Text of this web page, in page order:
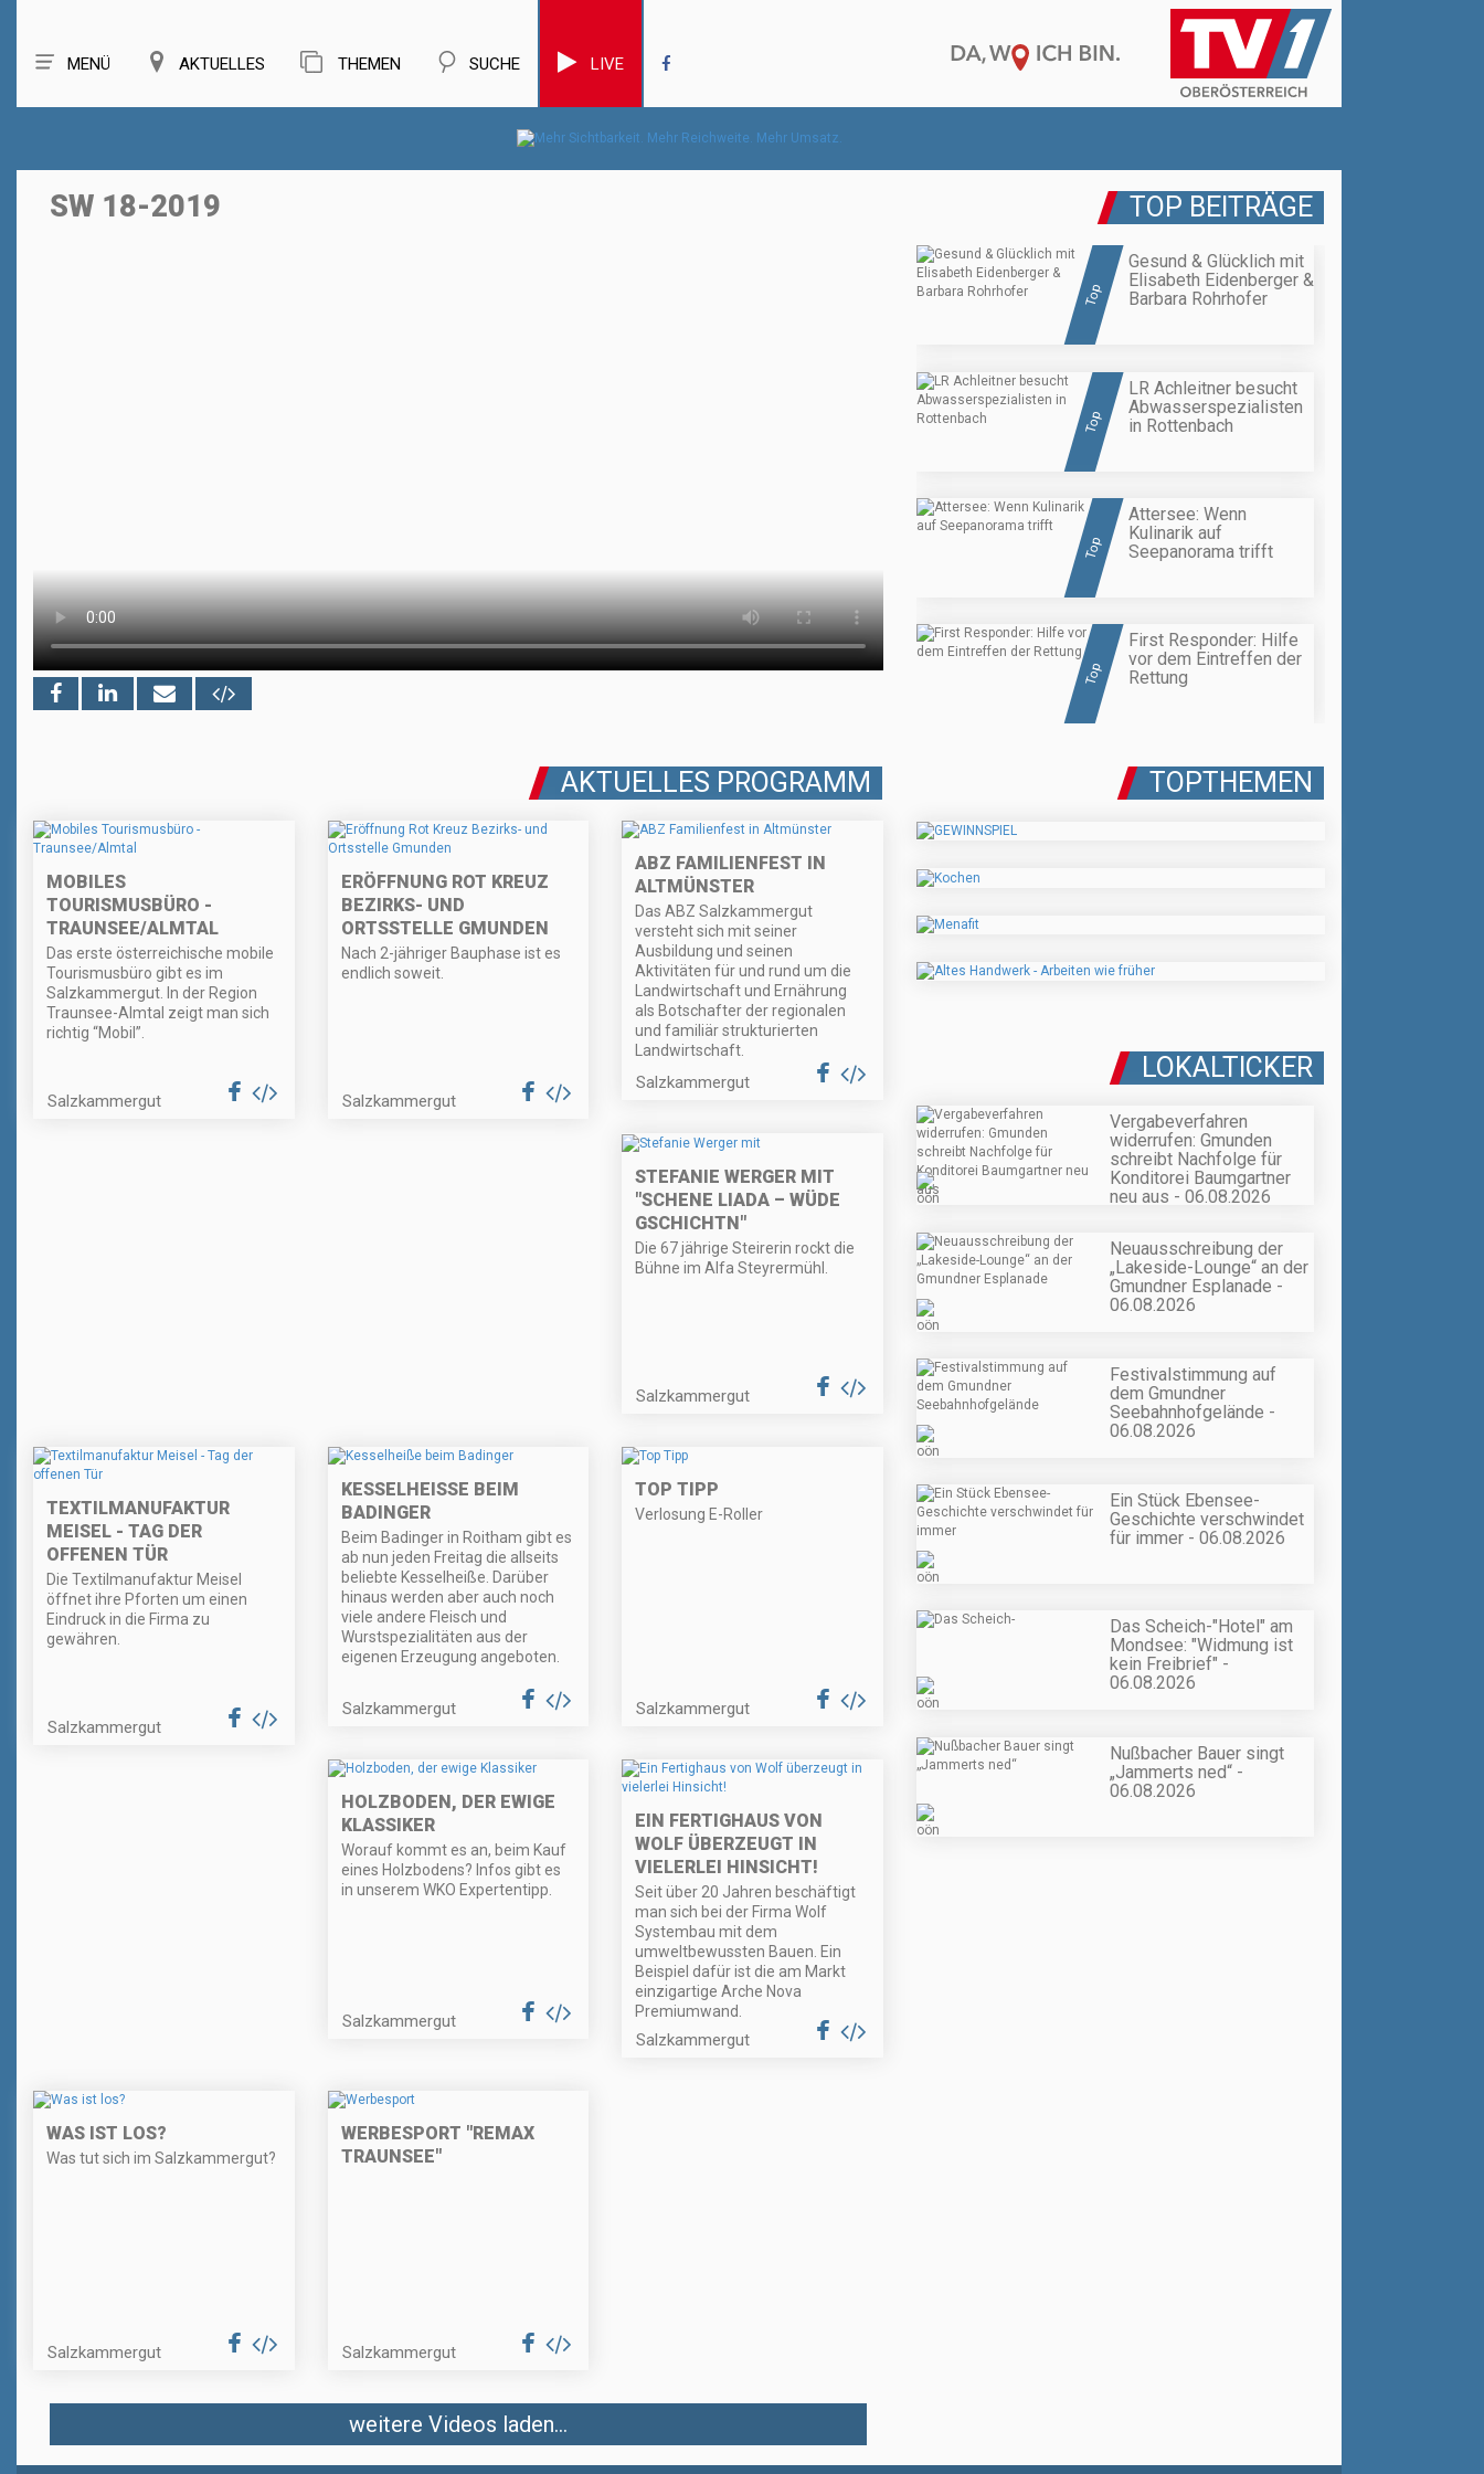
MENÜ AKTUELLES THEMEN SUCHE LIVE
SW 18-2019 TOP BEITRÄGE
Top
Gesund & Glücklich mit
Elisabeth Eidenberger &
Barbara Rohrhofer
Top
LR Achleitner besucht
Abwasserspezialisten
in Rottenbach
Top
Attersee: Wenn
Kulinarik auf
Seepanorama trifft
Top
First Responder: Hilfe
vor dem Eintreffen der
Rettung
AKTUELLES PROGRAMM
MOBILES
TOURISMUSBÜRO -
TRAUNSEE/ALMTAL
Das erste österreichische mobile
Tourismusbüro gibt es im
Salzkammergut. In der Region
Traunsee-Almtal zeigt man sich
richtig “Mobil”.
Salzkammergut
ERÖFFNUNG ROT KREUZ
BEZIRKS- UND
ORTSSTELLE GMUNDEN
Nach 2-jähriger Bauphase ist es
endlich soweit.
Salzkammergut
ABZ FAMILIENFEST IN
ALTMÜNSTER
Das ABZ Salzkammergut
versteht sich mit seiner
Ausbildung und seinen
Aktivitäten für und rund um die
Landwirtschaft und Ernährung
als Botschafter der regionalen
und familiär strukturierten
Landwirtschaft.
Salzkammergut
STEFANIE WERGER MIT
"SCHENE LIADA – WÜDE
GSCHICHTN"
Die 67 jährige Steirerin rockt die
Bühne im Alfa Steyrermühl.
Salzkammergut
TEXTILMANUFAKTUR
MEISEL - TAG DER
OFFENEN TÜR
Die Textilmanufaktur Meisel
öffnet ihre Pforten um einen
Eindruck in die Firma zu
gewähren.
Salzkammergut
KESSELHEISSE BEIM B
ADINGER
Beim Badinger in Roitham gibt es
ab nun jeden Freitag die allseits
beliebte Kesselheiße. Darüber
hinaus werden aber auch noch
viele andere Fleisch und
Wurstspezialitäten aus der
eigenen Erzeugung angeboten.
Salzkammergut
TOP TIPP
Verlosung E-Roller
Salzkammergut
HOLZBODEN, DER EWIGE
KLASSIKER
Worauf kommt es an, beim Kauf
eines Holzbodens? Infos gibt es
in unserem WKO Expertentipp.
Salzkammergut
EIN FERTIGHAUS VON
WOLF ÜBERZEUGT IN
VIELERLEI HINSICHT!
Seit über 20 Jahren beschäftigt
man sich bei der Firma Wolf
Systembau mit dem
umweltbewussten Bauen. Ein
Beispiel dafür ist die am Markt
einzigartige Arche Nova
Premiumwand.
Salzkammergut
WAS IST LOS?
Was tut sich im Salzkammergut?
Salzkammergut
WERBESPORT "REMAX
TRAUNSEE"
Salzkammergut
weitere Videos laden...
TOPTHEMEN
LOKALTICKER
Vergabeverfahren
widerrufen: Gmunden
schreibt Nachfolge für
Konditorei Baumgartner
neu aus - 06.08.2026
Neuausschreibung der
„Lakeside-Lounge“ an der
Gmundner Esplanade -
06.08.2026
Festivalstimmung auf
dem Gmundner
Seebahnhofgelände -
06.08.2026
Ein Stück Ebensee-
Geschichte verschwindet
für immer - 06.08.2026
Das Scheich-"Hotel" am
Mondsee: "Widmung ist
kein Freibrief" -
06.08.2026
Nußbacher Bauer singt
„Jammerts ned“ -
06.08.2026